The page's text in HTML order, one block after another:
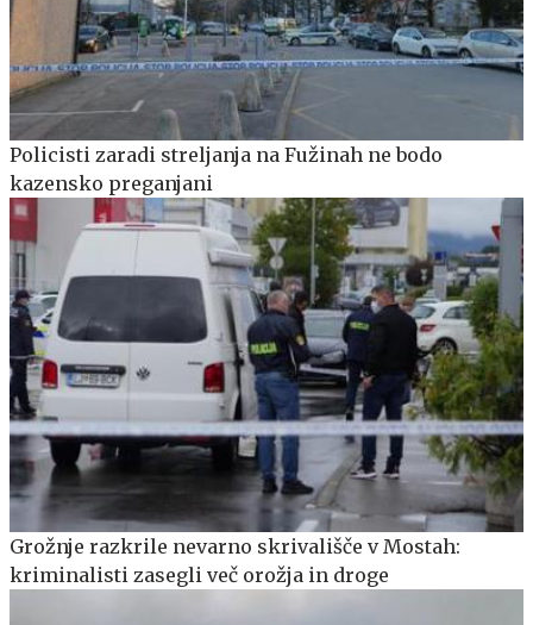
Policisti zaradi streljanja na Fužinah ne bodo
kazensko preganjani
Grožnje razkrile nevarno skrivališče v Mostah:
kriminalisti zasegli več orožja in droge